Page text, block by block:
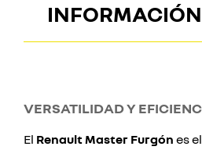
VERSATILIDAD Y
El Renault Master Furgón es